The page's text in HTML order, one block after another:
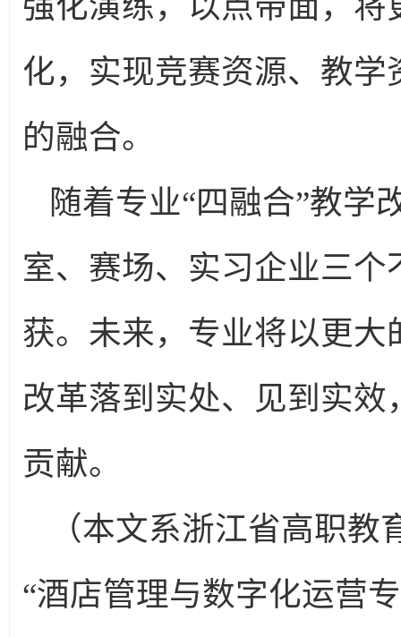
化，实现竞赛资源、教
的融合。
随着专业“四融合”教学
室、赛场、实习企业三
获。未来，专业将以更
改革落到实处、见到实
贡献。
（本文系浙江省高职
“酒店管理与数字化运营